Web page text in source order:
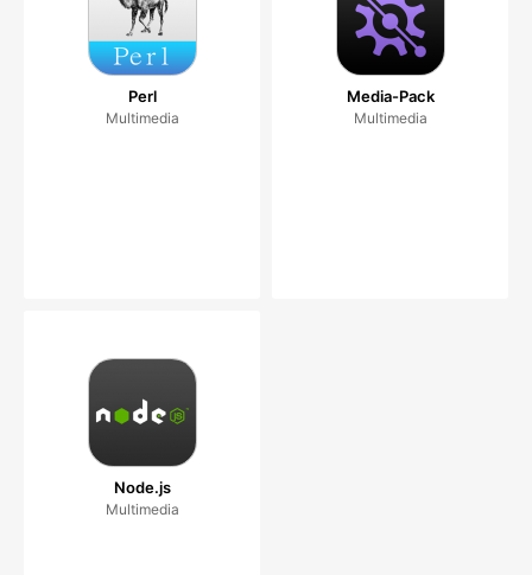
Perl
Multimedia
Media-Pack
Multimedia
Node.js
Multimedia